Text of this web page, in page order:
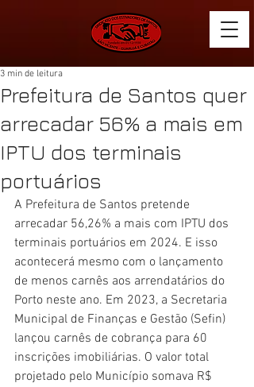
Prefeitura de Santos quer
arrecadar 56% a mais em
IPTU dos terminais
portuários
3 min de leitura
A Prefeitura de Santos pretende
arrecadar 56,26% a mais com IPTU dos
terminais portuários em 2024. E isso
acontecerá mesmo com o lançamento
de menos carnês aos arrendatários do
Porto neste ano. Em 2023, a Secretaria
Municipal de Finanças e Gestão (Sefin)
lançou carnês de cobrança para 60
inscrições imobiliárias. O valor total
projetado pelo Município somava R$